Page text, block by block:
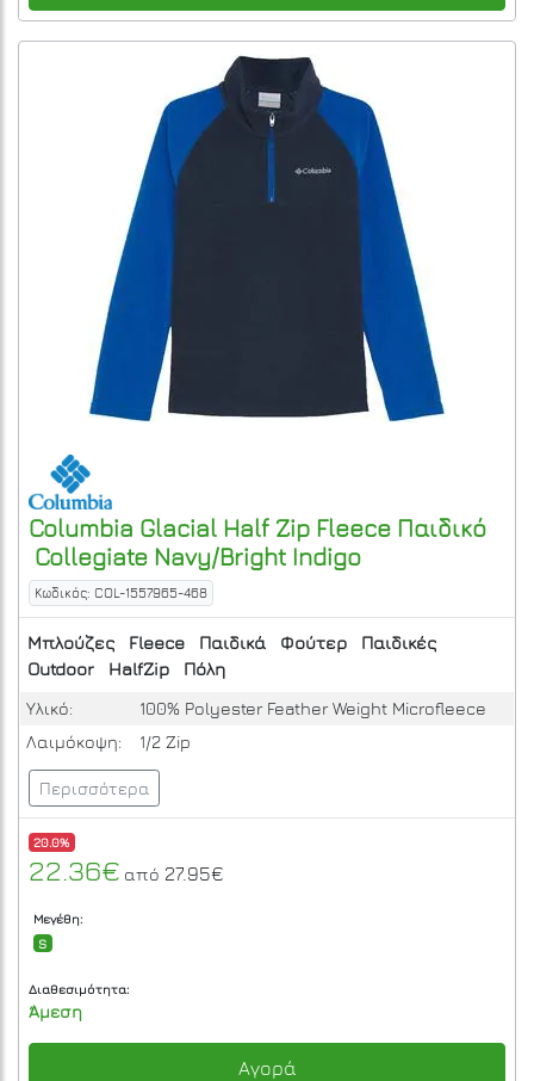
Columbia Glacial Half Zip Fleece Παιδικό
Collegiate Navy/Bright Indigo
Κωδικός: COL-1557965-468
Μπλούζες Fleece Παιδικά Φούτερ
Παιδικές
Outdoor
HalfZip
Πόλη
Υλικό:
100% Polyester Feather Weight Microfleece
Λαιμόκοψη:
1/2 Zip
Περισσότερα
20.0%
22.36€ από 27.95€
Μεγέθη:
S
Διαθεσιμότητα:
Άμεση
Αγορά